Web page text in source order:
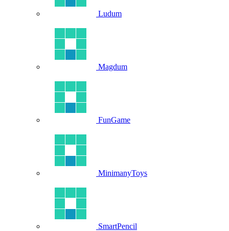
Ludum
Magdum
FunGame
MinimanyToys
SmartPencil